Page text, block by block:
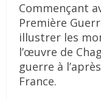
Commençant
Première
illustrer les
l’œuvre de
guerre à
France.